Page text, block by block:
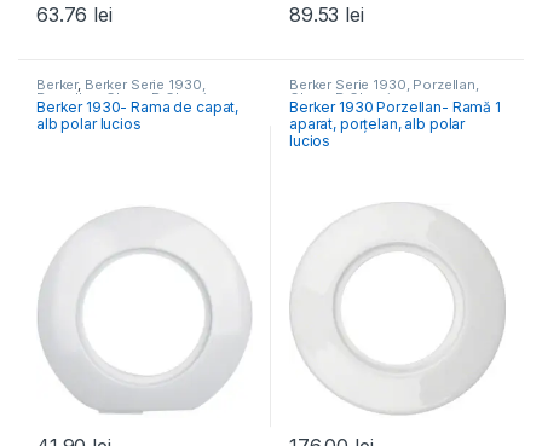
63.76 lei 89.53 lei
Berker, Berker Serie 1930,
Porzellan, Glass, R.Classic
Berker 1930- Rama de capat,
alb polar lucios
Berker Serie 1930, Porzellan,
Glass, R.Classic
Berker 1930 Porzellan- Ramă 1
aparat, porțelan, alb polar
lucios